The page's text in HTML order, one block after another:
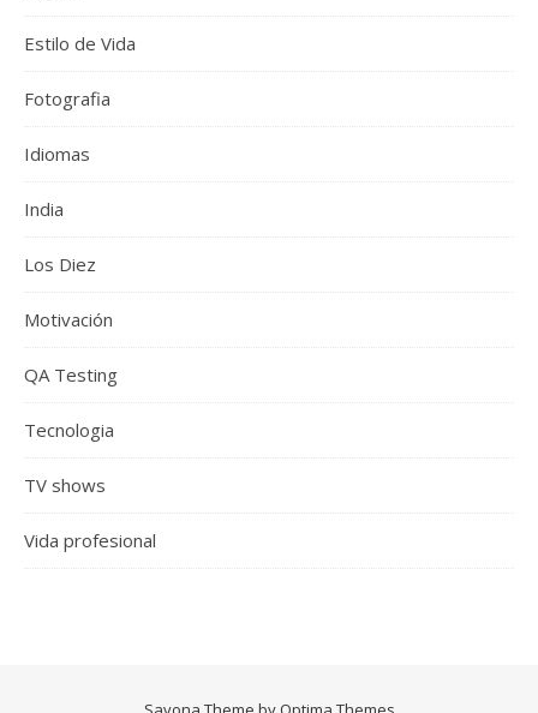
Estilo de Vida
Fotografia
Idiomas
India
Los Diez
Motivación
QA Testing
Tecnologia
TV shows
Vida profesional